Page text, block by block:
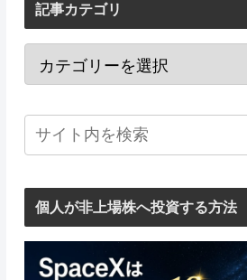
記事カテゴリ
個人が非上場株へ投資する方法